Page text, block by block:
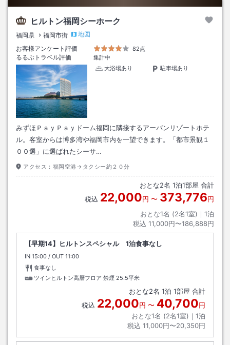
ヒルトン福岡シーホーク
福岡県 福岡市街
地図
お客様アンケート評価
82点
るるぶトラベル評価
集計中
大浴場あり
駐車場あり
みずほＰａｙＰａｙドーム福岡に隣接するアーバンリゾートホテ
ル。客室からは博多湾や福岡市内を一望できます。「都市景観１
００選」に選ばれたシーサ…
アクセス： 福岡空港→タクシー約２０分
おとな2名 1泊1部屋 合計
税込 22,000円 〜 373,776円
おとな1名 (2名1室)｜ 1泊
税込 11,000円〜186,888円
【早期14】ヒルトンスペシャル 1泊食事なし
IN チェックイン
15:00 / OUT チェックアウト
11:00
食事なし
ツインヒルトン高層フロア 禁煙 25.5平米
おとな2名 1泊 1部屋 合計
税込 22,000円 〜 40,700円
おとな1名 (2名1室)｜ 1泊
税込 11,000円〜20,350円